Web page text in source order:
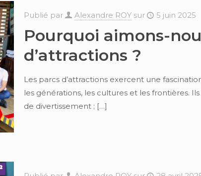
Publié par Alexandre ROY sur 5 juin 2025
Pourquoi aimons-
d’attractions ?
Les parcs d’attractions exercent une
les générations, les cultures et les frontières.
de divertissement ; […]